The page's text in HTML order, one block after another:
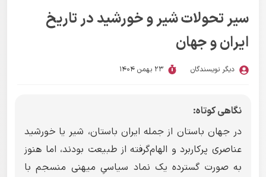
سیر تحولات شیر و خورشید در تاریخ
ایران و جهان
دیگر نویسندگان 23 بهمن 1404
نگاهی کوتاه:
در جهان باستان از جمله ایران باستان، شیر یا خورشید
عناصری پرکاربرد و الهام‌گرفته از طبیعت بودند، اما هنوز
به صورت گسترده یک نماد سیاسیِ میهنی منسجم با